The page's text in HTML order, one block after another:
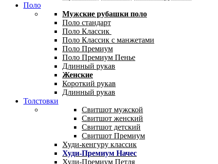
Поло
Мужские рубашки поло
Поло стандарт
Поло Классик
Поло Классик с манжетами
Поло Премиум
Поло Премиум Пенье
Длинный рукав
Женские
Короткий рукав
Длинный рукав
Толстовки
Свитшот мужской
Свитшот женский
Свитшот детский
Свитшот Премиум
Худи-кенгуру классик
Худи-Премиум Начес
Худи-Премиум Петля